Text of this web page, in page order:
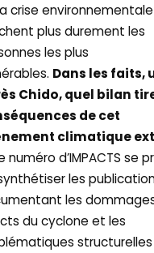
crise environnementale
plus durement les
les plus
Dans les faits,
Chido, quel bilan
de cet
climatique
numéro d’IMPACTS se
les
les
du cyclone et les
structurelles